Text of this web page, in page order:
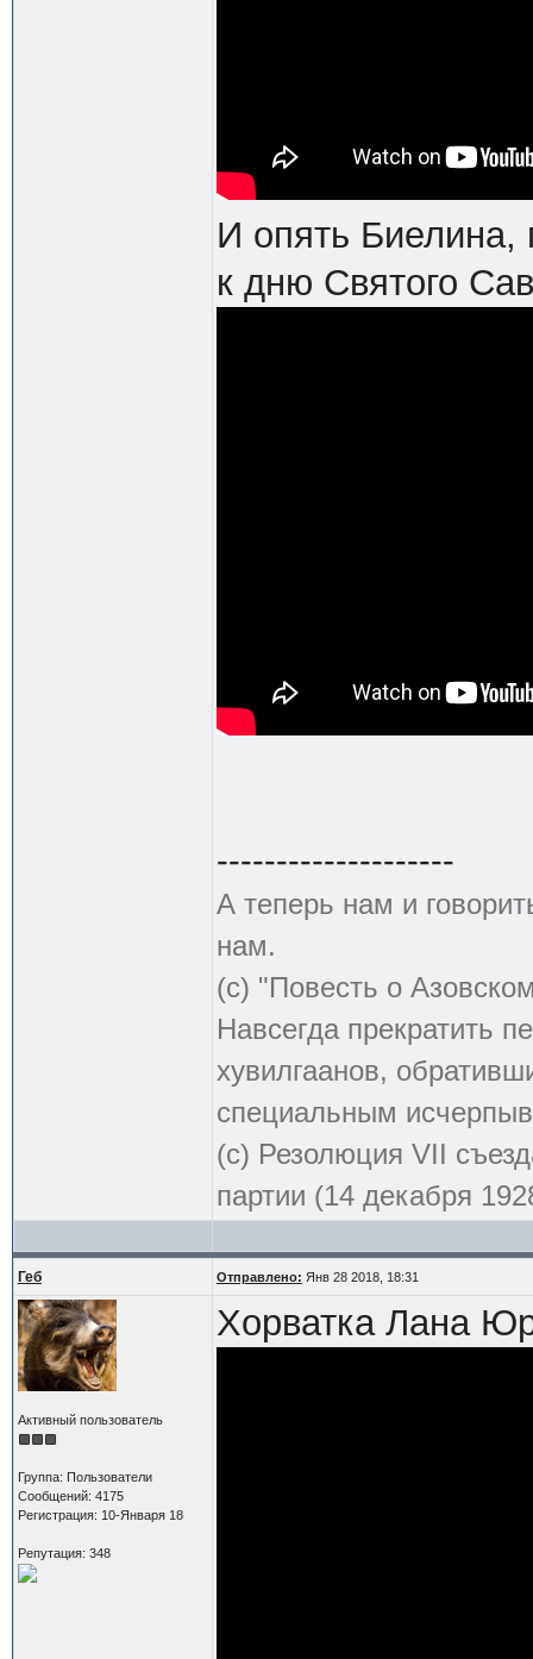
И опять Биелина,
к дню Святого
--------------------
А теперь нам и
нам.
(с) "Повесть о
Навсегда прекратить
хувилгаанов,
специальным
(с) Резолюция VII
партии (14 декабря
Геб Отправлено: Янв 28 2018, 18:31
Активный пользователь
Группа: Пользователи
Сообщений: 4175
Регистрация: 10-Января 18
Репутация: 348
Хорватка Лана